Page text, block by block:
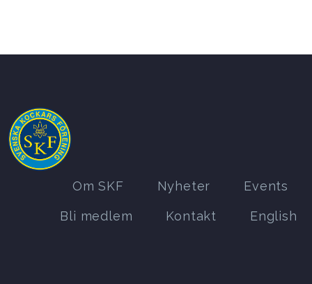
Om SKF Nyheter Events
Bli medlem Kontakt English